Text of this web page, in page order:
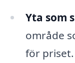
Yta som
område
för